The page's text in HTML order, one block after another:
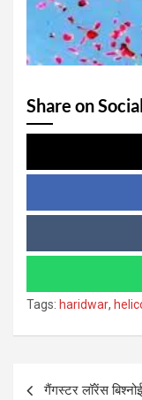
Share on
Tags: haridwar,
Post
गैंगस्टर लॉरेंस